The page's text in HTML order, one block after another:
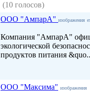
(10 голосов)
ООО "АмпарА" изображения
Компания "АмпарА"
экологической
продуктов питания
ООО "Максима" изображения